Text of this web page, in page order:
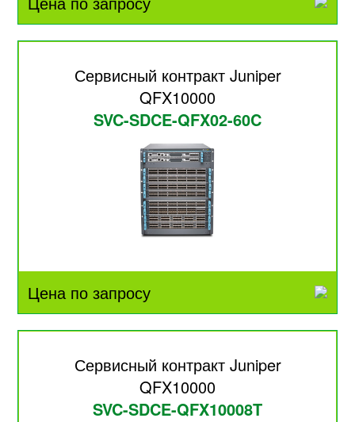
Сервисный контракт Juniper
QFX10000
SVC-SDCE-QFX02-60C
Цена по запросу
Сервисный контракт Juniper
QFX10000
SVC-SDCE-QFX10008T